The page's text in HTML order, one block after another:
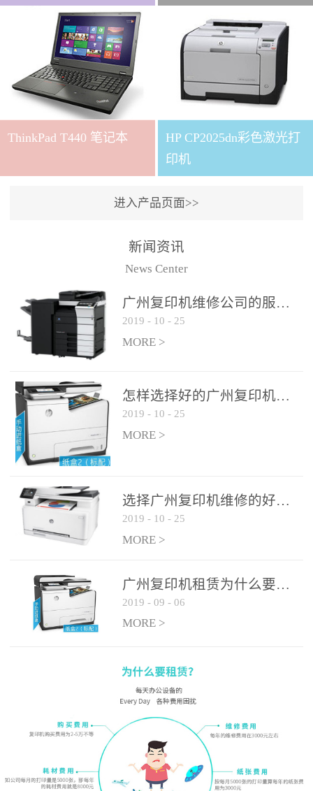
ThinkPad T440 笔记本
HP CP2025dn彩色激光打
印机
进入产品页面>>
新闻资讯
News Center
广州复印机维修公司的服务如何?
2019 - 10 - 25
MORE >
怎样选择好的广州复印机维修公司?
2019 - 10 - 25
MORE >
选择广州复印机维修的好处有哪些?
2019 - 10 - 25
MORE >
广州复印机租赁为什么要选大平台
2019 - 09 - 06
MORE >